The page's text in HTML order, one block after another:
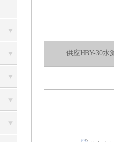
供应HBY-30水